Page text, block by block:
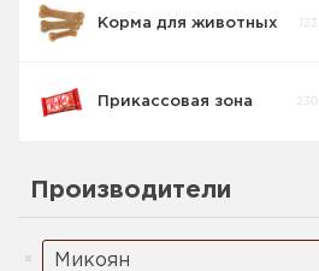
Кукурузные
Корма для животных 123
Прикассовая зона 230
Производители
Микоян